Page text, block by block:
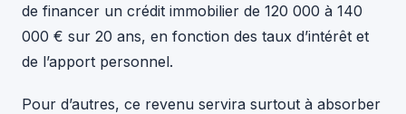
de financer un crédit immobilier de 120 000 à 140
000 € sur 20 ans, en fonction des taux d’intérêt et
de l’apport personnel.
Pour d’autres, ce revenu servira surtout à absorber